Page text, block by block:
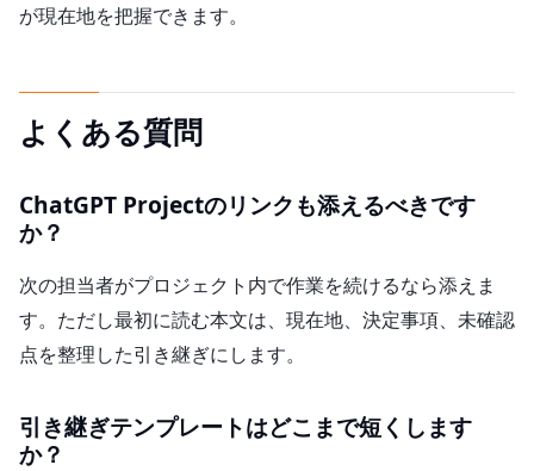
が現在地を把握できます。
よくある質問
ChatGPT Projectのリンクも添えるべきです
か？
次の担当者がプロジェクト内で作業を続けるなら添えま
す。ただし最初に読む本文は、現在地、決定事項、未確認
点を整理した引き継ぎにします。
引き継ぎテンプレートはどこまで短くします
か？